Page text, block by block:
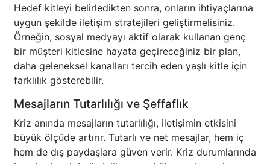
Hedef kitleyi belirledikten sonra, onların ihtiyaçlarına
uygun şekilde iletişim stratejileri geliştirmelisiniz.
Örneğin, sosyal medyayı aktif olarak kullanan genç
bir müşteri kitlesine hayata geçireceğiniz bir plan,
daha geleneksel kanalları tercih eden yaşlı kitle için
farklılık gösterebilir.
Mesajların Tutarlılığı ve Şeffaflık
Kriz anında mesajların tutarlılığı, iletişimin etkisini
büyük ölçüde artırır. Tutarlı ve net mesajlar, hem iç
hem de dış paydaşlara güven verir. Kriz durumlarında